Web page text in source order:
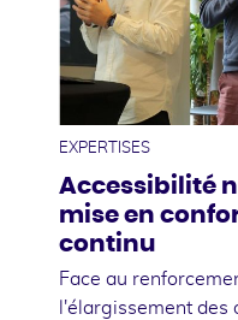
EXPERTISES
Accessibilité
mise en
continu
Face au
l'élargissement des